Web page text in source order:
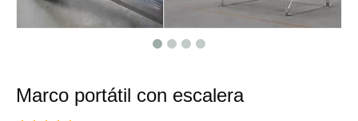
Marco portátil con escalera